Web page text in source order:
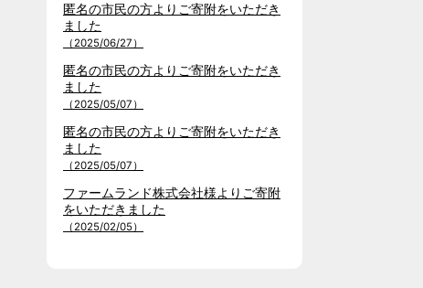
匿名の市民の方よりご寄附をいただき
ました
（2025/06/27）
匿名の市民の方よりご寄附をいただき
ました
（2025/05/07）
匿名の市民の方よりご寄附をいただき
ました
（2025/05/07）
ファームランド株式会社様よりご寄附
をいただきました
（2025/02/05）